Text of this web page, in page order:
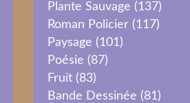
Plante Sauvage (137)
Roman Policier (117)
Paysage (101)
Poésie (87)
Fruit (83)
Bande Dessinée (81)